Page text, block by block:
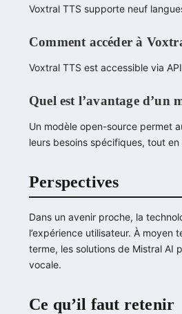
Voxtral TTS supporte neuf
Comment accéder à
Voxtral TTS est accessible via
Quel est l’avantage d’un
Un modèle open-source permet
leurs besoins spécifiques, tout
Perspectives
Dans un avenir proche, la
l’expérience utilisateur. À moyen
terme, les solutions de Mistral AI
vocale.
Ce qu’il faut retenir